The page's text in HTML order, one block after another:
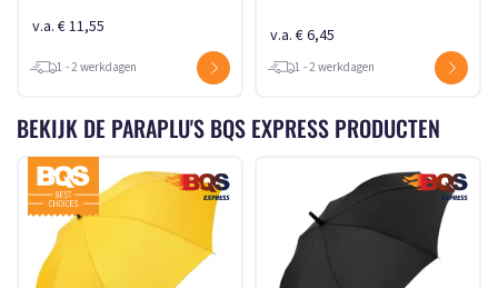
v.a. € 11,55
1 - 2 werkdagen
v.a. € 6,45
1 - 2 werkdagen
BEKIJK DE PARAPLU'S BQS EXPRESS PRODUCTEN